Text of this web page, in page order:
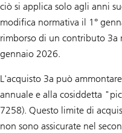
ciò si applica solo agli anni
modifica normativa il 1°
rimborso di un contributo 3a
gennaio 2026.
L'acquisto 3a può
annuale e alla cosiddetta
7258). Questo limite di
non sono assicurate nel